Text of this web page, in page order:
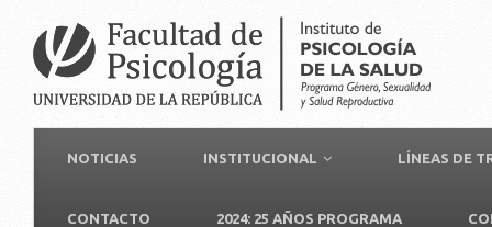
NOTICIAS INSTITUCIONAL LÍNEAS DE
CONTACTO 2024: 25 AÑOS PROGRAMA